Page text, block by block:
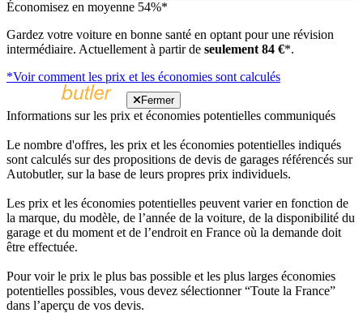
Économisez en moyenne 54%*
Gardez votre voiture en bonne santé en optant pour une révision
intermédiaire. Actuellement à partir de seulement 84 €*.
*Voir comment les prix et les économies sont calculés
Fermer
Informations sur les prix et économies potentielles communiqués
Le nombre d'offres, les prix et les économies potentielles indiqués
sont calculés sur des propositions de devis de garages référencés sur
Autobutler, sur la base de leurs propres prix individuels.
Les prix et les économies potentielles peuvent varier en fonction de
la marque, du modèle, de l’année de la voiture, de la disponibilité du
garage et du moment et de l’endroit en France où la demande doit
être effectuée.
Pour voir le prix le plus bas possible et les plus larges économies
potentielles possibles, vous devez sélectionner “Toute la France”
dans l’aperçu de vos devis.